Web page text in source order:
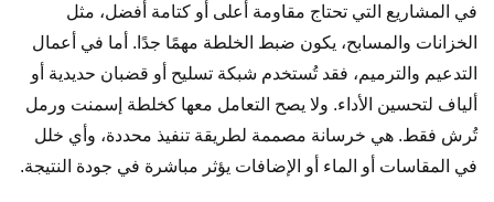
في المشاريع التي تحتاج مقاومة أعلى أو كتامة أفضل، مثل
الخزانات والمسابح، يكون ضبط الخلطة مهمًا جدًا. أما في أعمال
التدعيم والترميم، فقد تُستخدم شبكة تسليح أو قضبان حديدية أو
ألياف لتحسين الأداء. ولا يصح التعامل معها كخلطة إسمنت ورمل
تُرش فقط. هي خرسانة مصممة لطريقة تنفيذ محددة، وأي خلل
في المقاسات أو الماء أو الإضافات يؤثر مباشرة في جودة النتيجة.